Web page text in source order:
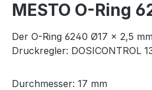
MESTO O-Ring
Der O-Ring 6240 Ø17 × 2,5
Druckregler: DOSICONTROL
Durchmesser: 17 mm